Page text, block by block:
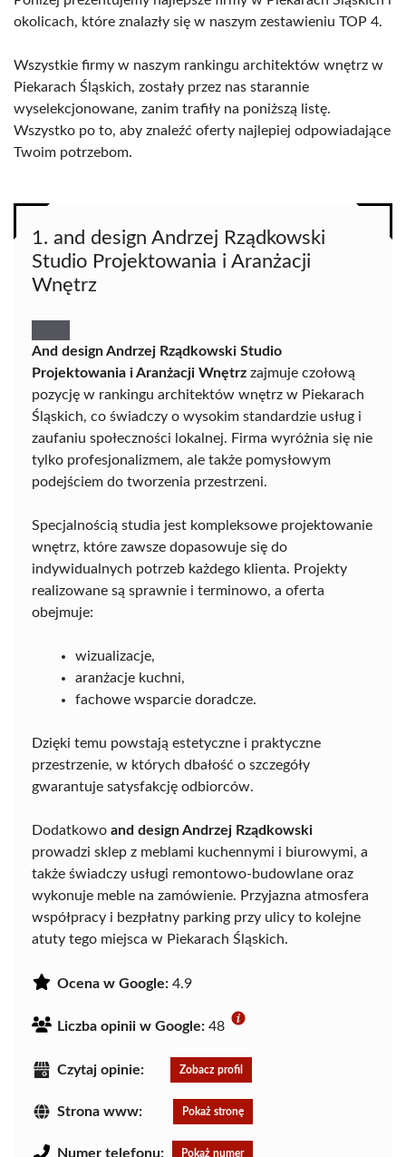
okolicach, które znalazły się w naszym zestawieniu TOP 4.
Wszystkie firmy w naszym rankingu architektów wnętrz w
Piekarach Śląskich, zostały przez nas starannie
wyselekcjonowane, zanim trafiły na poniższą listę.
Wszystko po to, aby znaleźć oferty najlepiej odpowiadające
Twoim potrzebom.
1. and design Andrzej Rządkowski
Studio Projektowania i Aranżacji
Wnętrz
And design Andrzej Rządkowski Studio
Projektowania i Aranżacji Wnętrz zajmuje czołową
pozycję w rankingu architektów wnętrz w Piekarach
Śląskich, co świadczy o wysokim standardzie usług i
zaufaniu społeczności lokalnej. Firma wyróżnia się nie
tylko profesjonalizmem, ale także pomysłowym
podejściem do tworzenia przestrzeni.
Specjalnością studia jest kompleksowe projektowanie
wnętrz, które zawsze dopasowuje się do
indywidualnych potrzeb każdego klienta. Projekty
realizowane są sprawnie i terminowo, a oferta
obejmuje:
wizualizacje,
aranżacje kuchni,
fachowe wsparcie doradcze.
Dzięki temu powstają estetyczne i praktyczne
przestrzenie, w których dbałość o szczegóły
gwarantuje satysfakcję odbiorców.
Dodatkowo and design Andrzej Rządkowski
prowadzi sklep z meblami kuchennymi i biurowymi, a
także świadczy usługi remontowo-budowlane oraz
wykonuje meble na zamówienie. Przyjazna atmosfera
współpracy i bezpłatny parking przy ulicy to kolejne
atuty tego miejsca w Piekarach Śląskich.
Ocena w Google: 4.9
Liczba opinii w Google: 48
Czytaj opinie: Zobacz profil
Strona www: Pokaż stronę
Numer telefonu: Pokaż numer